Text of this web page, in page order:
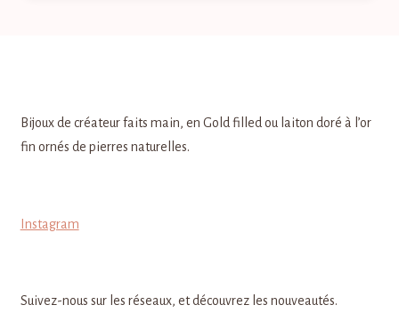
Bijoux de créateur faits main, en Gold filled ou laiton doré à l’or
fin ornés de pierres naturelles.
Instagram
Suivez-nous sur les réseaux, et découvrez les nouveautés.